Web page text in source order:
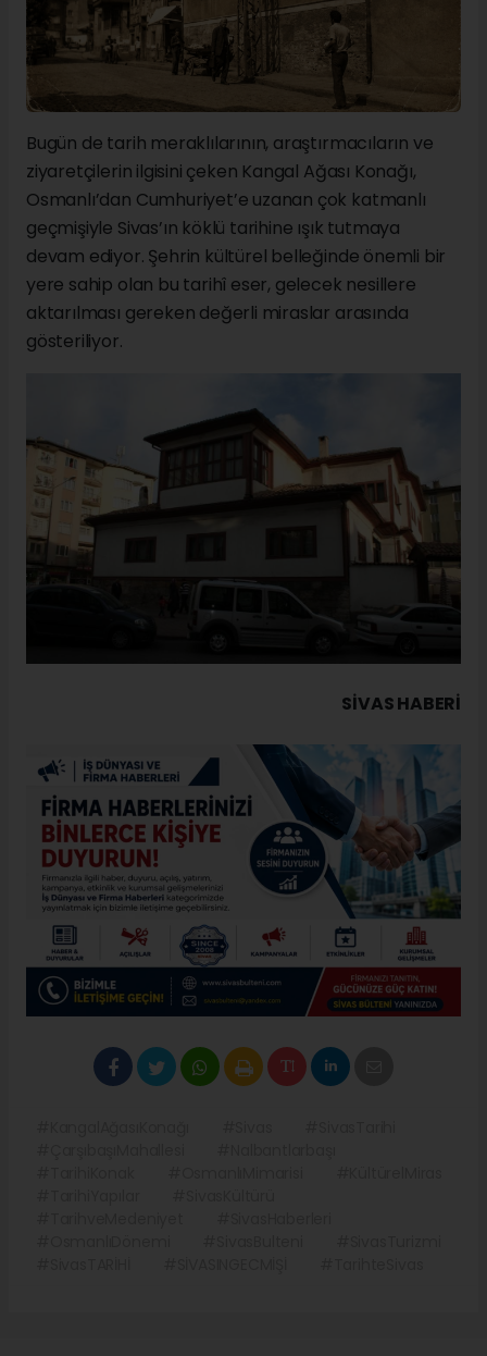
Bugün de tarih meraklılarının, araştırmacıların ve
ziyaretçilerin ilgisini çeken Kangal Ağası Konağı,
Osmanlı’dan Cumhuriyet’e uzanan çok katmanlı
geçmişiyle Sivas’ın köklü tarihine ışık tutmaya
devam ediyor. Şehrin kültürel belleğinde önemli bir
yere sahip olan bu tarihî eser, gelecek nesillere
aktarılması gereken değerli miraslar arasında
gösteriliyor.
SIVAS HABERİ